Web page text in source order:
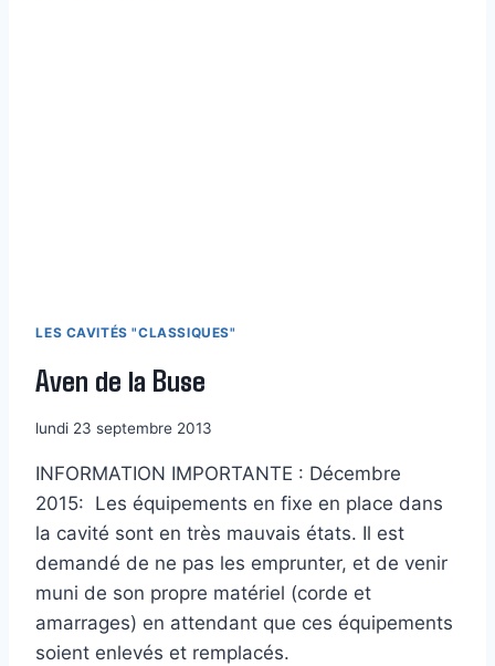
LES CAVITÉS "CLASSIQUES"
Aven de la Buse
lundi 23 septembre 2013
INFORMATION IMPORTANTE : Décembre
2015: Les équipements en fixe en place dans
la cavité sont en très mauvais états. Il est
demandé de ne pas les emprunter, et de venir
muni de son propre matériel (corde et
amarrages) en attendant que ces équipements
soient enlevés et remplacés.